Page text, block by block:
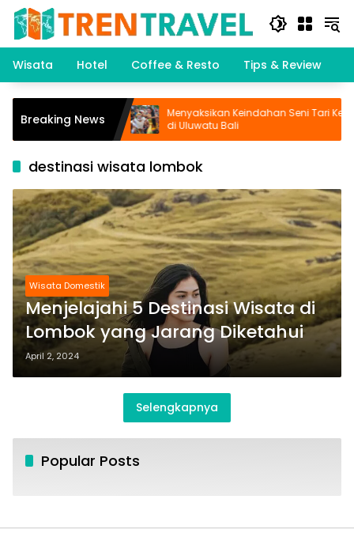
Langsung
konten
Wisata
Hotel Coffee & Resto Tips & Review
Breaking News
Wisata
Menyaksikan Keindahan Seni Tari Kecak
di Uluwatu Bali
destinasi wisata lombok
Wisata Domestik
Menjelajahi 5 Destinasi Wisata di
Lombok yang Jarang Diketahui
April 2, 2024
Selengkapnya
Popular Posts